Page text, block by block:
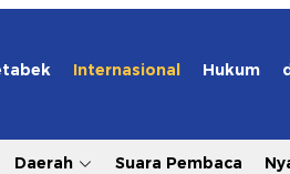
Internasional Hukum
Daerah Suara Pembaca